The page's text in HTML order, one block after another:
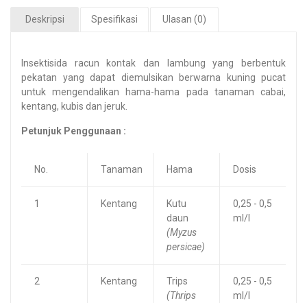
Deskripsi Spesifikasi Ulasan (0)
Insektisida racun kontak dan lambung yang berbentuk
pekatan yang dapat diemulsikan berwarna kuning pucat
untuk mengendalikan hama-hama pada tanaman cabai,
kentang, kubis dan jeruk.
Petunjuk Penggunaan :
No. Tanaman Hama Dosis
1 Kentang
Kutu
daun
(Myzus
persicae)
0,25 - 0,5
ml/l
2 Kentang
Trips
(Thrips
0,25 - 0,5
ml/l